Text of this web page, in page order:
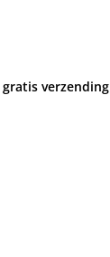
gratis verzending